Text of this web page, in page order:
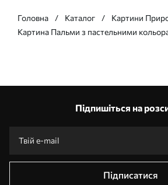
Головна Каталог
Картини
Картина Пальми з пастельними
коричневими стовбурами, рожево-
Підпишіться на
Підписатися